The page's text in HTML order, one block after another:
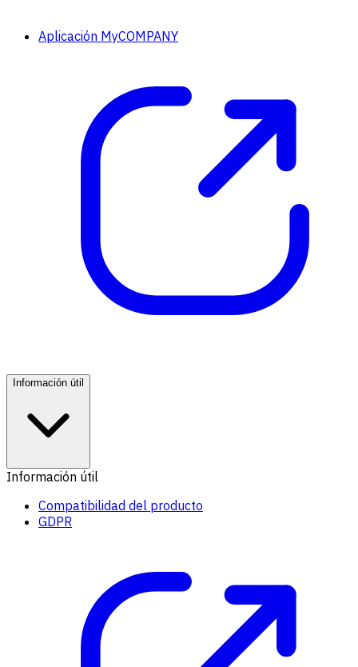
Aplicación MyCOMPANY
Información útil
Información útil
Compatibilidad del producto
GDPR